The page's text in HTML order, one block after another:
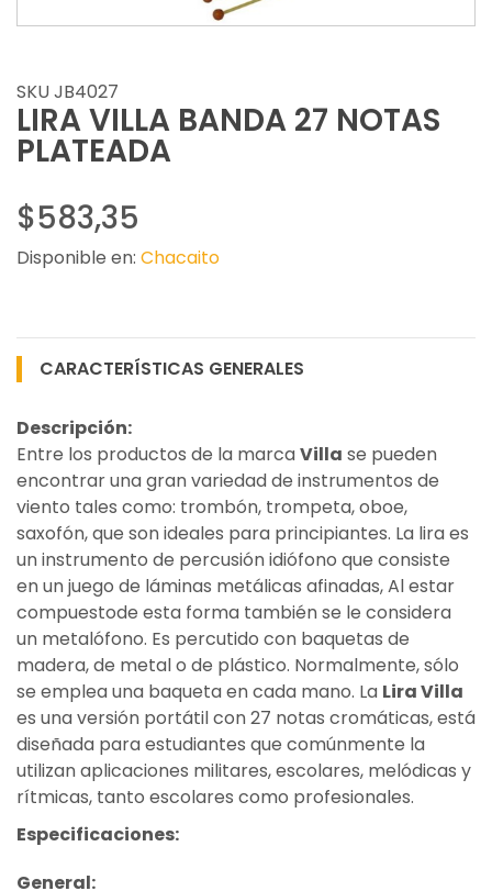
SKU JB4027
LIRA VILLA BANDA 27 NOTAS
PLATEADA
$583,35
Disponible en: Chacaito
CARACTERÍSTICAS GENERALES
Descripción:
Entre los productos de la marcaVilla se pueden
encontrar una gran variedad de instrumentos de
viento tales como: trombón, trompeta, oboe,
saxofón, que son ideales para principiantes. La lira es
un instrumento de percusión idiófono que consiste
en un juego de láminas metálicas afinadas, Al estar
compuestode esta forma también se le considera
un metalófono. Es percutido con baquetas de
madera, de metal o de plástico. Normalmente, sólo
se emplea una baqueta en cada mano. La Lira Villa
es una versión portátil con 27 notas cromáticas, está
diseñada para estudiantes que comúnmente la
utilizan aplicaciones militares, escolares, melódicas y
rítmicas, tanto escolares como profesionales.
Especificaciones:
General: